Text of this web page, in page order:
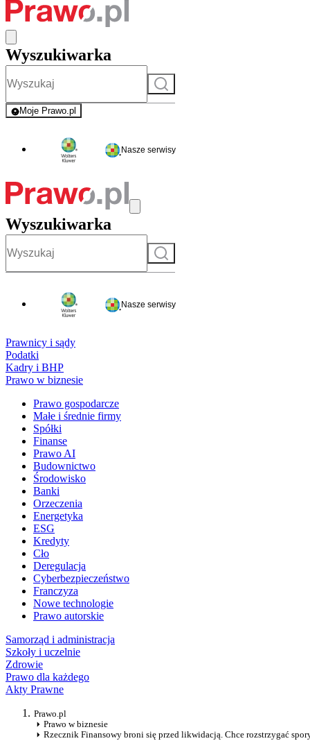
Wyszukiwarka
Szukaj
Moje Prawo.pl
- rejestracja i logowanie do serwisu
Nasze serwisy
Wyszukiwarka
Szukaj
Nasze serwisy
Prawnicy i sądy
Podatki
Kadry i BHP
Prawo w biznesie
Prawo gospodarcze
Małe i średnie firmy
Spółki
Finanse
Prawo AI
Budownictwo
Środowisko
Banki
Orzeczenia
Energetyka
ESG
Kredyty
Cło
Deregulacja
Cyberbezpieczeństwo
Franczyza
Nowe technologie
Prawo autorskie
Samorząd i administracja
Szkoły i uczelnie
Zdrowie
Prawo dla każdego
Akty Prawne
Prawo.pl
Prawo w biznesie
Rzecznik Finansowy broni się przed likwidacją. Chce rozstrzygać